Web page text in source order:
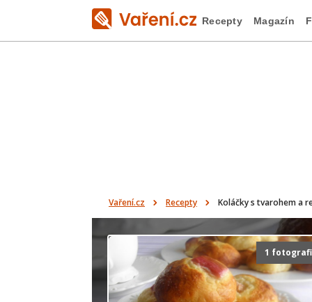
Recepty Magazín
Vaření.cz Recepty Koláčky s tvarohem a
1